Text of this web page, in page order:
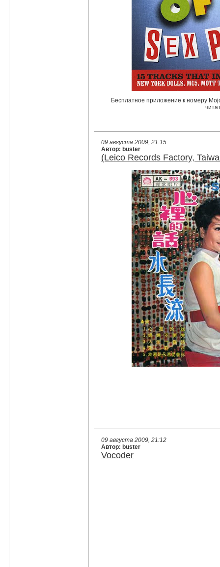
Бесплатное приложение к номеру
09 августа 2009, 21:15
Автор: buster
(Leico Records Factory,
09 августа 2009, 21:12
Автор: buster
Vocoder